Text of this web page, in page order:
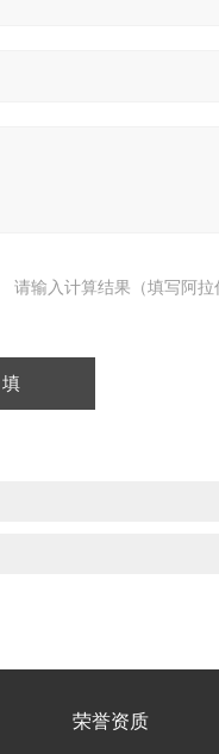
请输入计算结果（填写阿
荣誉资质